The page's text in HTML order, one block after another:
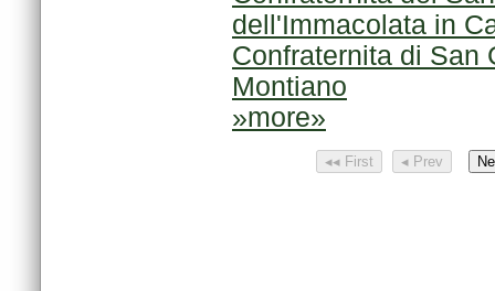
dell'Immacolata in
Confraternita di San
Montiano
»more»
◂◂ First ◂ Prev